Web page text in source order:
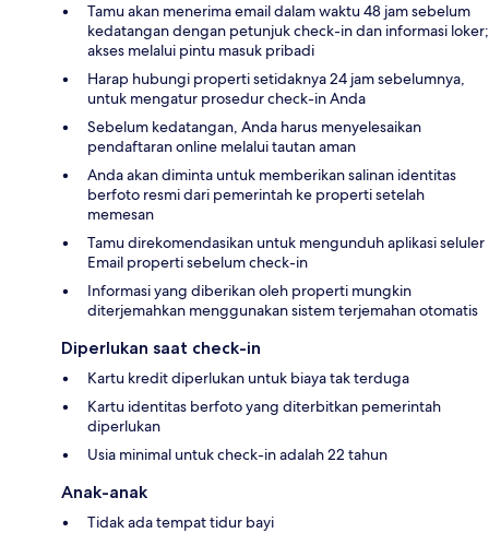
Tamu akan menerima email dalam waktu 48 jam sebelum
kedatangan dengan petunjuk check-in dan informasi loker;
akses melalui pintu masuk pribadi
Harap hubungi properti setidaknya 24 jam sebelumnya,
untuk mengatur prosedur check-in Anda
Sebelum kedatangan, Anda harus menyelesaikan
pendaftaran online melalui tautan aman
Anda akan diminta untuk memberikan salinan identitas
berfoto resmi dari pemerintah ke properti setelah
memesan
Tamu direkomendasikan untuk mengunduh aplikasi seluler
Email properti sebelum check-in
Informasi yang diberikan oleh properti mungkin
diterjemahkan menggunakan sistem terjemahan otomatis
Diperlukan saat check-in
Kartu kredit diperlukan untuk biaya tak terduga
Kartu identitas berfoto yang diterbitkan pemerintah
diperlukan
Usia minimal untuk check-in adalah 22 tahun
Anak-anak
Tidak ada tempat tidur bayi